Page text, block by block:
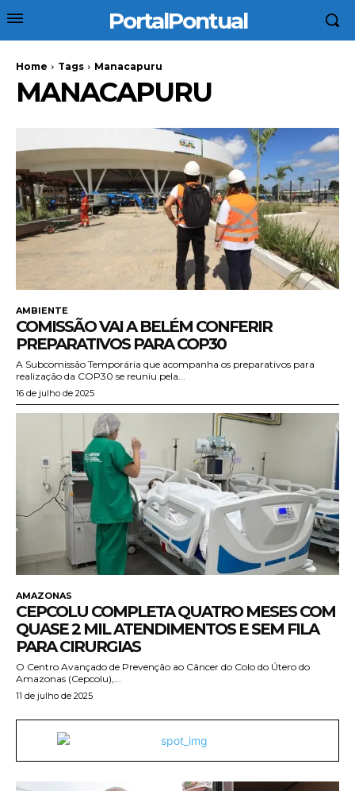
PortalPontual
Home Tags Manacapuru
MANACAPURU
AMBIENTE
COMISSÃO VAI A BELÉM CONFERIR
PREPARATIVOS PARA COP30
A Subcomissão Temporária que acompanha os preparativos para
realização da COP30 se reuniu pela...
16 de julho de 2025
AMAZONAS
CEPCOLU COMPLETA QUATRO MESES COM
QUASE 2 MIL ATENDIMENTOS E SEM FILA
PARA CIRURGIAS
O Centro Avançado de Prevenção ao Câncer do Colo do Útero do
Amazonas (Cepcolu),...
11 de julho de 2025